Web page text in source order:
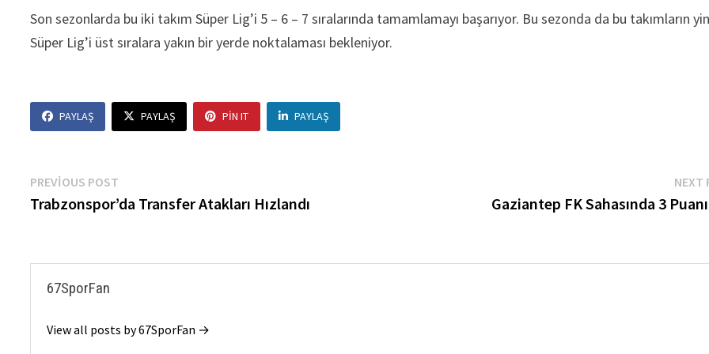
Son sezonlarda bu iki takım Süper Lig’i 5 – 6 – 7 sıralarında tamamlamayı başarıyor. Bu sezonda da bu takımların
Süper Lig’i üst sıralara yakın bir yerde noktalaması bekleniyor.
PAYLAŞ PAYLAŞ PIN IT PAYLAŞ
Yazı
gezinmesi
PREVIOUS POST
post:
Trabzonspor’da Transfer Atakları Hızlandı
NEXT
Gaziantep FK Sahasında 3
67SporFan
View all posts by 67SporFan →